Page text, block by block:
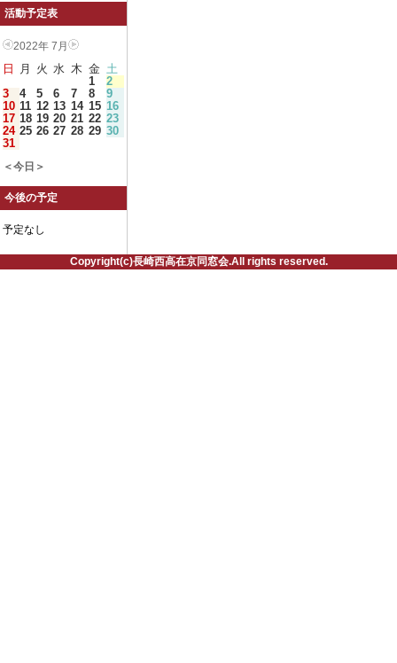
活動予定表
2022年 7月
日 月 火 水 木 金 土
1
2
3
4 5 6 7 8
9
10 11 12 13 14 15 16
17 18 19 20 21 22 23
24 25 26 27 28 29 30
31
＜今日＞
今後の予定
予定なし
Copyright(c)長崎西高在京同窓会.All rights reserved.